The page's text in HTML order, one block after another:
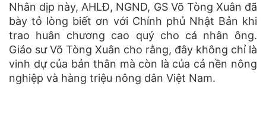
Nhân dịp này, AHLĐ, NGND, GS Võ Tòng Xuân đã
bày tỏ lòng biết ơn với Chính phủ Nhật Bản khi
trao huân chương cao quý cho cá nhân ông.
Giáo sư Võ Tòng Xuân cho rằng, đây không chỉ là
vinh dự của bản thân mà còn là của cả nền nông
nghiệp và hàng triệu nông dân Việt Nam.